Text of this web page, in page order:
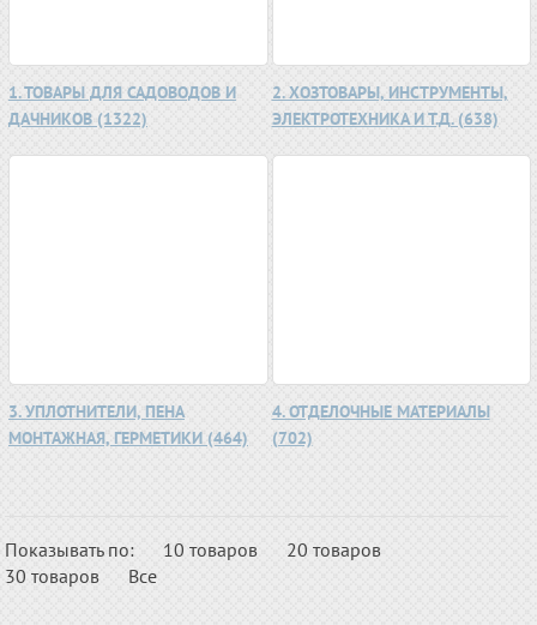
1. ТОВАРЫ ДЛЯ САДОВОДОВ И
ДАЧНИКОВ (1322)
2. ХОЗТОВАРЫ, ИНСТРУМЕНТЫ,
ЭЛЕКТРОТЕХНИКА И Т.Д. (638)
3. УПЛОТНИТЕЛИ, ПЕНА
МОНТАЖНАЯ, ГЕРМЕТИКИ (464)
4. ОТДЕЛОЧНЫЕ МАТЕРИАЛЫ
(702)
Показывать по: 10 товаров
20 товаров
30 товаров
Все